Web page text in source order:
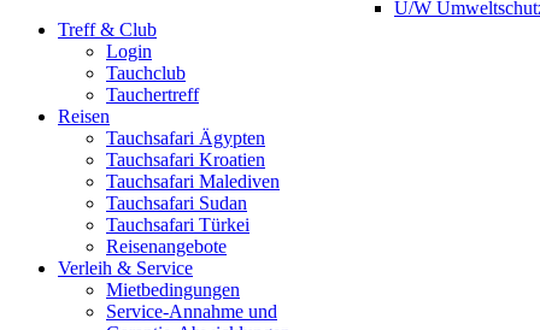
U/W
Treff & Club
Login
Tauchclub
Tauchertreff
Reisen
Tauchsafari Ägypten
Tauchsafari Kroatien
Tauchsafari Malediven
Tauchsafari Sudan
Tauchsafari Türkei
Reisenangebote
Verleih & Service
Mietbedingungen
Service-Annahme und